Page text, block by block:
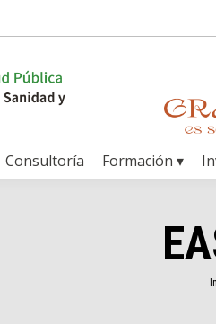
Consultoría Formación ▾